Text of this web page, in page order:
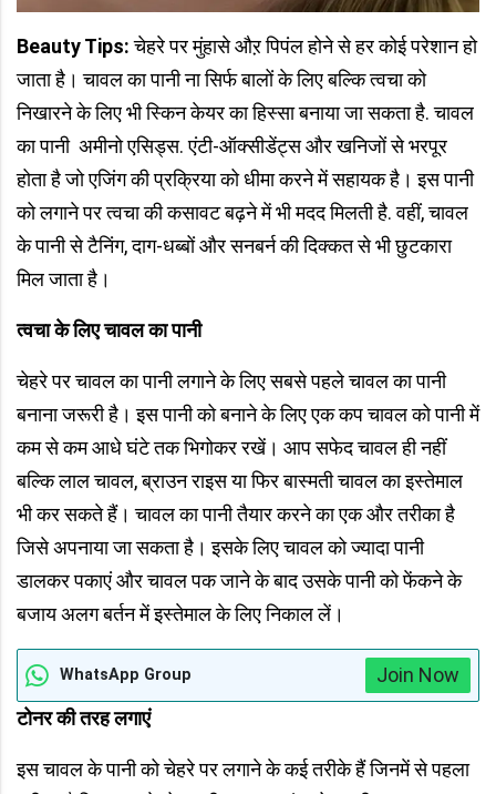
Beauty Tips:चेहरे पर मुंहासे औऱ पिपंल होने से हर कोई परेशान हो
जाता है। चावल का पानी ना सिर्फ बालों के लिए बल्कि त्वचा को
निखारने के लिए भी स्किन केयर का हिस्सा बनाया जा सकता है. चावल
का पानी अमीनो एसिड्स. एंटी-ऑक्सीडेंट्स और खनिजों से भरपूर
होता है जो एजिंग की प्रक्रिया को धीमा करने में सहायक है। इस पानी
को लगाने पर त्वचा की कसावट बढ़ने में भी मदद मिलती है. वहीं, चावल
के पानी से टैनिंग, दाग-धब्बों और सनबर्न की दिक्कत से भी छुटकारा
मिल जाता है।
त्वचा के लिए चावल का पानी
चेहरे पर चावल का पानी लगाने के लिए सबसे पहले चावल का पानी
बनाना जरूरी है। इस पानी को बनाने के लिए एक कप चावल को पानी में
कम से कम आधे घंटे तक भिगोकर रखें। आप सफेद चावल ही नहीं
बल्कि लाल चावल, ब्राउन राइस या फिर बास्मती चावल का इस्तेमाल
भी कर सकते हैं। चावल का पानी तैयार करने का एक और तरीका है
जिसे अपनाया जा सकता है। इसके लिए चावल को ज्यादा पानी
डालकर पकाएं और चावल पक जाने के बाद उसके पानी को फेंकने के
बजाय अलग बर्तन में इस्तेमाल के लिए निकाल लें।
WhatsApp Group
Join Now
टोनर की तरह लगाएं
इस चावल के पानी को चेहरे पर लगाने के कई तरीके हैं जिनमें से पहला